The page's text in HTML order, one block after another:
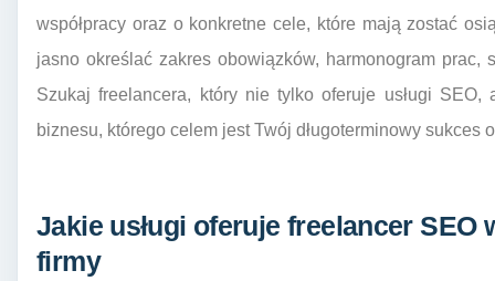
współpracy oraz o konkretne cele, które mają zostać
jasno określać zakres obowiązków, harmonogram prac,
Szukaj freelancera, który nie tylko oferuje usługi
biznesu, którego celem jest Twój długoterminowy sukces
Jakie usługi oferuje freelancer SEO
firmy